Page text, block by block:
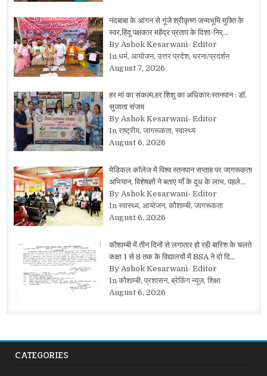
नंदबाबा के आंगन से गूंजे श्रीकृष्ण जन्मभूमि मुक्ति के
स्वर,हिंदू पक्षकार महेंद्र प्रताप के दिशा-निर्…
By Ashok Kesarwani- Editor
In धर्म, आयोजन, उत्तर प्रदेश, धरना/प्रदर्शन
August 7, 2026
हर मां का संकल्प,हर शिशु का अधिकार:स्तनपान : डॉ.
सुजाता संजय
By Ashok Kesarwani- Editor
In राष्ट्रीय, जागरूकता, स्वास्थ्य
August 6, 2026
मेडिकल कॉलेज में विश्व स्तनपान सप्ताह पर जागरूकता
अभियान, विशेषज्ञों ने बताए माँ के दूध के लाभ, पहले…
By Ashok Kesarwani- Editor
In स्वास्थ्य, आयोजन, कौशाम्बी, जागरूकता
August 6, 2026
कौशाम्बी में तीन दिनों से लगातार हो रही बारिश के चलते
कक्षा 1 से 8 तक के विद्यालयों में BSA ने दो दि…
By Ashok Kesarwani- Editor
In कौशाम्बी, प्रशासन, ब्रेकिंग न्यूज़, शिक्षा
August 6, 2026
CATEGORIES